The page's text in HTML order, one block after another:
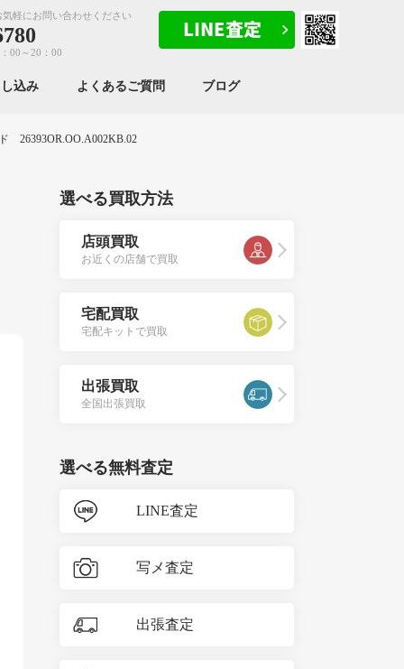
軽にお問い合わせください
00～20：00
込み よくあるご質問 ブログ
26393OR.OO.A002KB.02
選べる買取方法
店頭買取
お近くの店舗で買取
宅配買取
宅配キットで買取
出張買取
全国出張買取
選べる無料査定
LINE査定
写メ査定
出張査定